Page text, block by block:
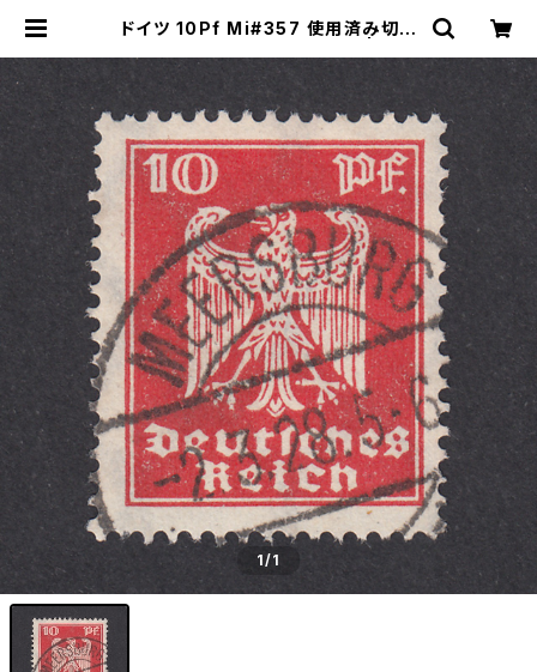
ドイツ 10Pf Mi#357 使用済み切手
グスタンプのネットショップ | Young
1/1